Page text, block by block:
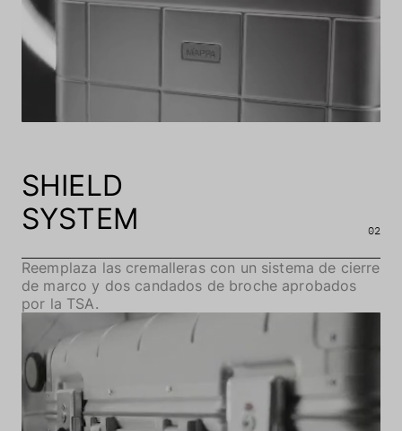
SHIELD
SYSTEM
02
Reemplaza las cremalleras con un sistema de cierre
de marco y dos candados de broche aprobados
por la TSA.